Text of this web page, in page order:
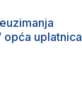
opća uplatnica